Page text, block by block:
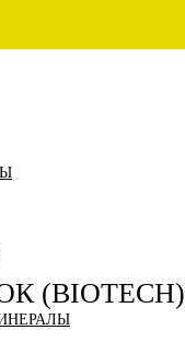
(BIOTECH)